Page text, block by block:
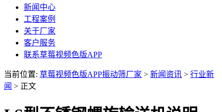
新闻中心
工程案例
关于厂家
客户服务
联系草莓视频色版APP
当前位置: 草莓视频色版APP振动筛厂家 > 新闻资讯 > 行业新
闻 > 正文